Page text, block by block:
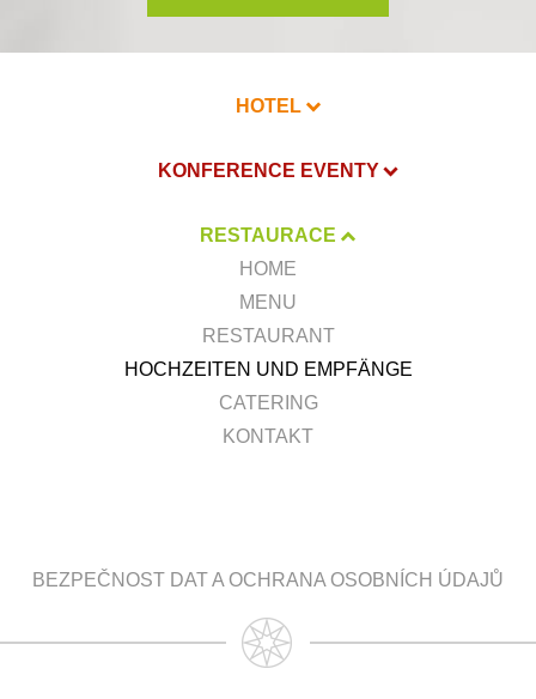
HOTEL
KONFERENCE EVENTY
RESTAURACE
HOME
MENU
RESTAURANT
HOCHZEITEN UND EMPFÄNGE
CATERING
KONTAKT
BEZPEČNOST DAT A OCHRANA OSOBNÍCH ÚDAJŮ